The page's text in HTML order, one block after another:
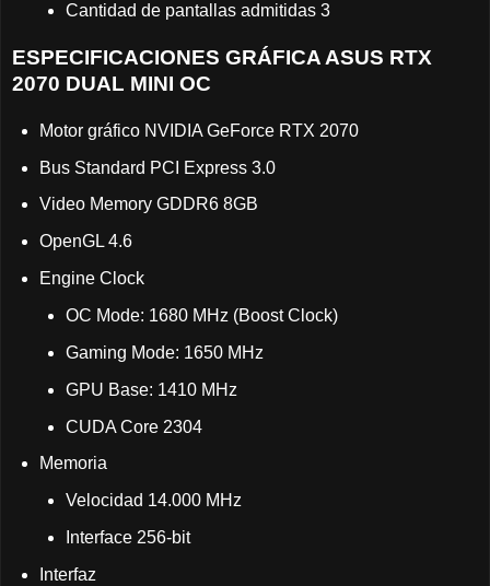
Cantidad de pantallas admitidas 3
ESPECIFICACIONES GRÁFICA ASUS RTX
2070 DUAL MINI OC
Motor gráfico NVIDIA GeForce RTX 2070
Bus Standard PCI Express 3.0
Video Memory GDDR6 8GB
OpenGL 4.6
Engine Clock
OC Mode: 1680 MHz (Boost Clock)
Gaming Mode: 1650 MHz
GPU Base: 1410 MHz
CUDA Core 2304
Memoria
Velocidad 14.000 MHz
Interface 256-bit
Interfaz